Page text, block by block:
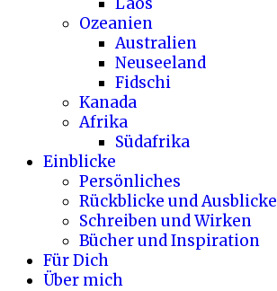
Ozeanien
Australien
Neuseeland
Fidschi
Kanada
Afrika
Südafrika
Einblicke
Persönliches
Rückblicke und Ausblicke
Schreiben und Wirken
Bücher und Inspiration
Für Dich
Über mich